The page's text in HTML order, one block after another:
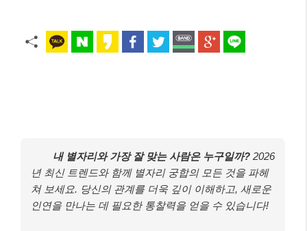
내 별자리와 가장 잘 맞는 사람은 누구일까? 2026
년 최신 트렌드와 함께 별자리 궁합의 모든 것을 파헤
쳐 보세요. 당신의 관계를 더욱 깊이 이해하고, 새로운
인연을 만나는 데 필요한 통찰력을 얻을 수 있습니다!